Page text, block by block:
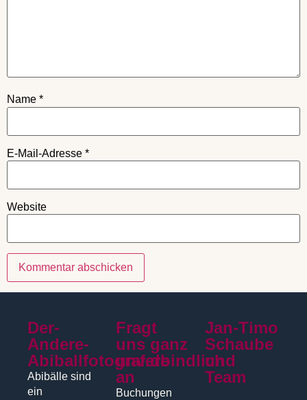
Name *
E-Mail-Adresse *
Website
Der-
Andere-
Abiballfotograf.de
Abibälle sind
ein
Fragt
uns ganz
unverbindlich
an
Buchungen
Jan-Timo
Schaube
und
Team